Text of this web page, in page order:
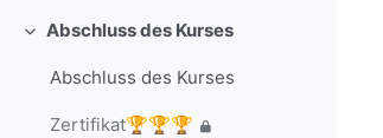
Einklappen
Abschluss des Kurses
Abschluss des Kurses
Zertifikat🏆🏆🏆